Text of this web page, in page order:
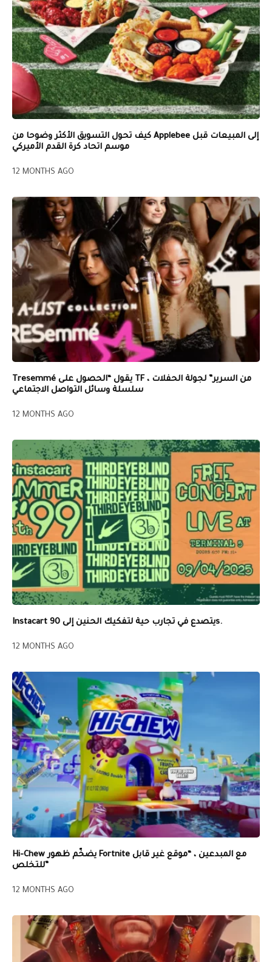
كيف تحول التسويق الأكثر وضوحا من Applebee إلى المبيعات قبل
موسم اتحاد كرة القدم الأميركي
12 MONTHS AGO
Tresemmé يقول “الحصول على TF من السرير” لجولة الحفلات ،
سلسلة وسائل التواصل الاجتماعي
12 MONTHS AGO
Instacart يتصدع في تجارب حية لتفكيك الحنين إلى 90s.
12 MONTHS AGO
Hi-Chew يضخّم ظهور Fortnite مع المبدعين ، “موقع غير قابل
للتخلص”
12 MONTHS AGO